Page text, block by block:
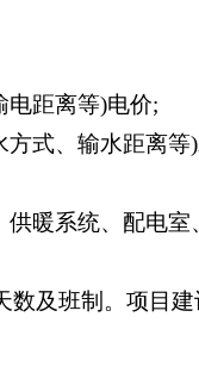
电距离等)电价;
式、输水距离等
暖系统、配电
及班制。项目建